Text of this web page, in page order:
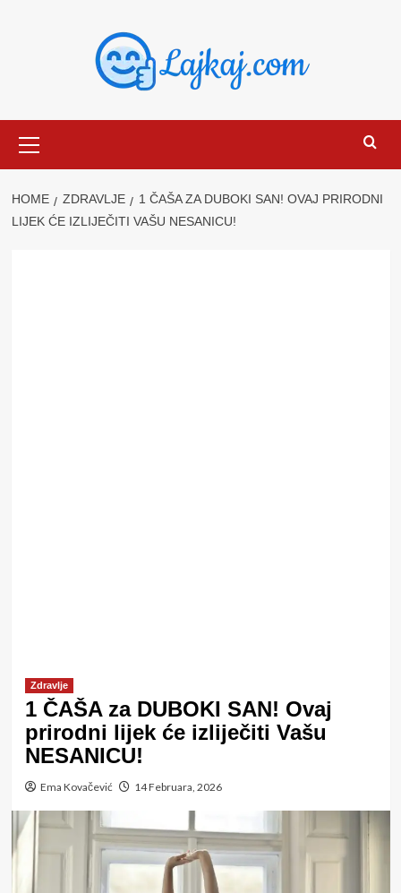
Menu
HOME ZDRAVLJE
1 ČAŠA ZA DUBOKI SAN! OVAJ PRIRODNI
LIJEK ĆE IZLIJEČITI VAŠU NESANICU!
Zdravlje
1 ČAŠA za DUBOKI SAN! Ovaj
prirodni lijek će izliječiti Vašu
NESANICU!
Ema Kovačević 14 Februara, 2026